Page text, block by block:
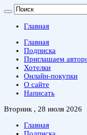
Главная
Главная
Подписка
Приглашаем
Хотелки
Онлайн-покупки
О сайте
Написать
Вторник , 28 июля 2026
Главная